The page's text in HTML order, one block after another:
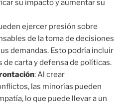
su impacto y aumentar su
ejercer presión sobre
de la toma de decisiones
demandas. Esto podría incluir
de carta y defensa de políticas.
: Al crear
las minorías pueden
lo que puede llevar a un